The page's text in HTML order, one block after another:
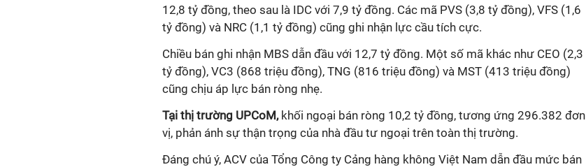
12,8 tỷ đồng, theo sau là IDC với 7,9 tỷ đồng. Các mã PVS (3,8 tỷ đồng), VFS (1,6
tỷ đồng) và NRC (1,1 tỷ đồng) cũng ghi nhận lực cầu tích cực.
Chiều bán ghi nhận MBS dẫn đầu với 12,7 tỷ đồng. Một số mã khác như CEO (2,3
tỷ đồng), VC3 (868 triệu đồng), TNG (816 triệu đồng) và MST (413 triệu đồng)
cũng chịu áp lực bán ròng nhẹ.
Tại thị trường UPCoM, khối ngoại bán ròng 10,2 tỷ đồng, tương ứng 296.382 đơn
vị, phản ánh sự thận trọng của nhà đầu tư ngoại trên toàn thị trường.
Đáng chú ý, ACV của Tổng Công ty Cảng hàng không Việt Nam dẫn đầu mức bán